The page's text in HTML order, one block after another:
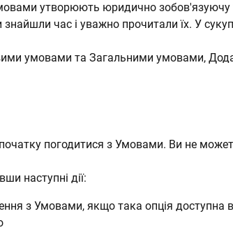
утворюють юридично
час і уважно прочитали їх. У
умовами та Загальними умовами,
погодитися з Умовами. Ви не
наступні дії:
з Умовами, якщо така опція доступна